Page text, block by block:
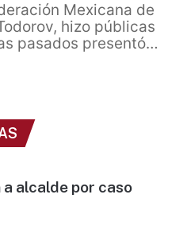
Mexicana de
hizo públicas
pasados presentó…
alcalde por caso